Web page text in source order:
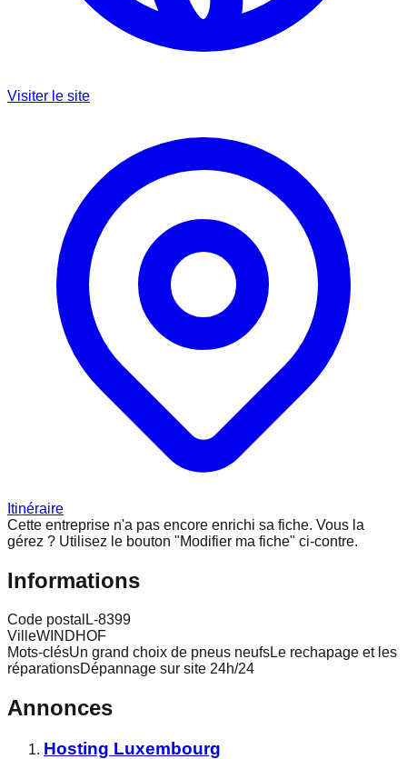
Visiter le site
Itinéraire
Cette entreprise n'a pas encore enrichi sa fiche. Vous la
gérez ? Utilisez le bouton "Modifier ma fiche" ci-contre.
Informations
Code postal L-8399
VilleWINDHOF
Mots-clésUn grand choix de pneus neufsLe rechapage et les
réparationsDépannage sur site 24h/24
Annonces
Hosting Luxembourg